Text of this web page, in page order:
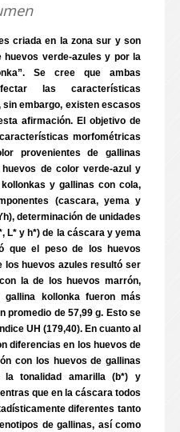
criada en la zona sur y son
verde-azules y por la
Se cree que ambas
las características
embargo, existen escasos
afirmación. El objetivo de
morfométricas
provenientes de gallinas
de color verde-azul y
y gallinas con cola,
(cascara, yema y
determinación de unidades
L* y h*) de la cáscara y yema
que el peso de los huevos
los huevos azules resultó ser
la de los huevos marrón,
kollonka fueron más
promedio de 57,99 g. Esto se
UH (179,40). En cuanto al
diferencias en los huevos de
con los huevos de gallinas
la tonalidad amarilla (b*) y
que en la cáscara todos
diferentes tanto
de gallinas, así como